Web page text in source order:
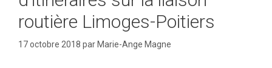
routière Limoges-Poitiers
17 octobre 2018 par Marie-Ange Magne